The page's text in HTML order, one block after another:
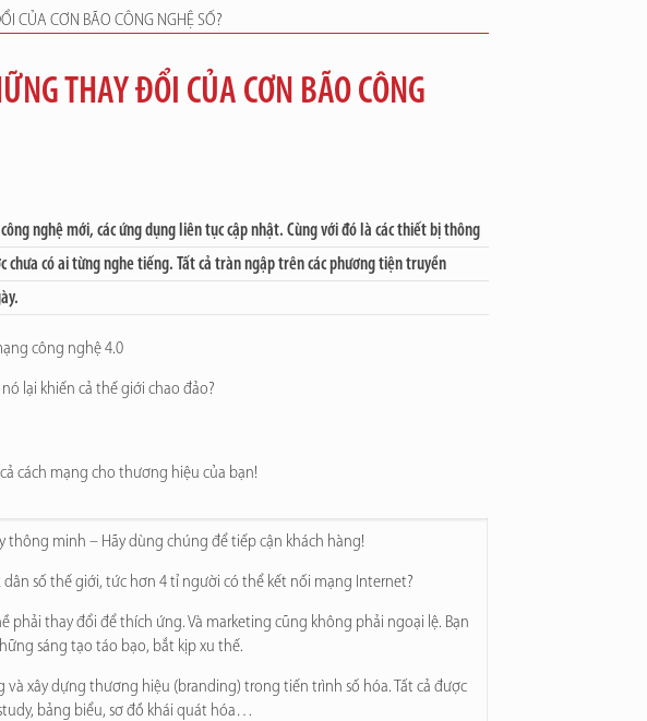
CỦA CƠN BÃO CÔNG NGHỆ SỐ?
THAY ĐỔI CỦA CƠN BÃO CÔNG
nghệ mới, các ứng dụng liên tục cập nhật. Cùng với đó là các thiết bị thông
có ai từng nghe tiếng. Tất cả tràn ngập trên các phương tiện truyền
công nghệ 4.0
lại khiến cả thế giới chao đảo?
cách mạng cho thương hiệu của bạn!
thông minh – Hãy dùng chúng để tiếp cận khách hàng!
dân số thế giới, tức hơn 4 tỉ người có thể kết nối mạng Internet?
phải thay đổi để thích ứng. Và marketing cũng không phải ngoại lệ. Bạn
sáng tạo táo bạo, bắt kịp xu thế.
xây dựng thương hiệu (branding) trong tiến trình số hóa. Tất cả được
bảng biểu, sơ đồ khái quát hóa…